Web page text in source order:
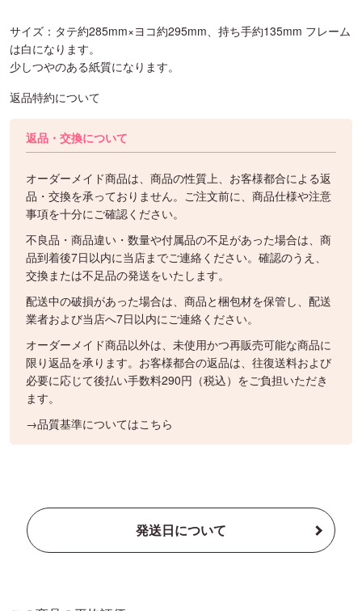
サイズ：タテ約285mm×ヨコ約295mm、持ち手約135mm フレーム
は白になります。
少しつやのある紙質になります。
返品特約について
返品・交換について
オーダーメイド商品は、商品の性質上、お客様都合による返
品・交換を承っておりません。ご注文前に、商品仕様や注意
事項を十分にご確認ください。
不良品・商品違い・数量や付属品の不足があった場合は、商
品到着後7日以内に当店までご連絡ください。確認のうえ、
交換または不足品の発送をいたします。
配送中の破損があった場合は、商品と梱包材を保管し、配送
業者および当店へ7日以内にご連絡ください。
オーダーメイド商品以外は、未使用かつ再販売可能な商品に
限り返品を承ります。お客様都合の返品は、往復送料および
必要に応じて後払い手数料290円（税込）をご負担いただき
ます。
→品質基準についてはこちら
発送日について